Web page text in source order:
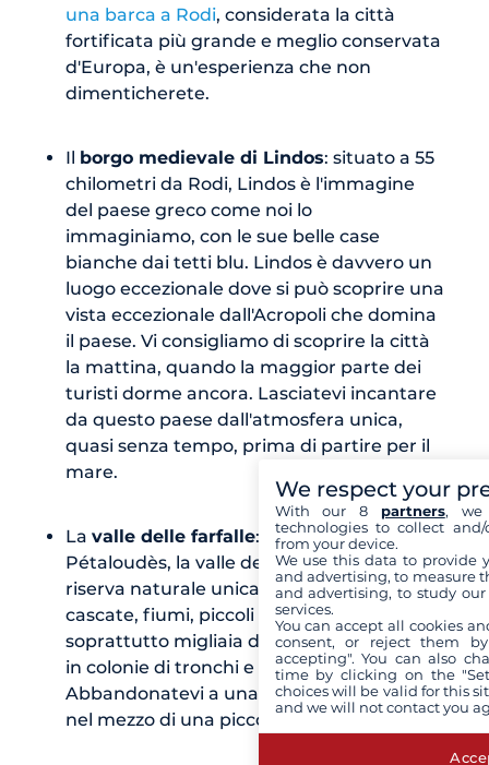
una barca a Rodi, considerata la città
fortificata più grande e meglio conservata
d'Europa, è un'esperienza che non
dimenticherete.
Il borgo medievale di Lindos: situato a 55
chilometri da Rodi, Lindos è l'immagine
del paese greco come noi lo
immaginiamo, con le sue belle case
bianche dai tetti blu. Lindos è davvero un
luogo eccezionale dove si può scoprire una
vista eccezionale dall'Acropoli che domina
il paese. Vi consigliamo di scoprire la città
la mattina, quando la maggior parte dei
turisti dorme ancora. Lasciatevi incantare
da questo paese dall'atmosfera unica,
quasi senza tempo, prima di partire per il
mare.
La valle delle farfalle: situata a
Pétaloudès, la valle delle farfalle è una
riserva naturale unica dove troverete
cascate, fiumi, piccoli ponti ma
soprattutto migliaia di farfalle che vivono
in colonie di tronchi e foglie.
Abbandonatevi a una pausa rinfrescante
nel mezzo di una piccola oasi di pace.
We respect your
With our 8 partners, we
technologies to collect
from your device.
We use this data to provide
and advertising, to measure
and advertising, to study
services.
You can accept all cookies
consent, or reject them
accepting". You can also
time by clicking on the
choices will be valid for this
and we will not contact you